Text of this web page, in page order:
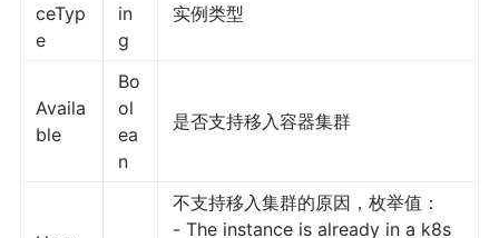
ceTyp
e
in
g
实例类型
Availa
ble
Bo
ol
ea
n
是否支持移入容器集群
不支持移入集群的原因，枚举值：
- The instance is already in a k8s